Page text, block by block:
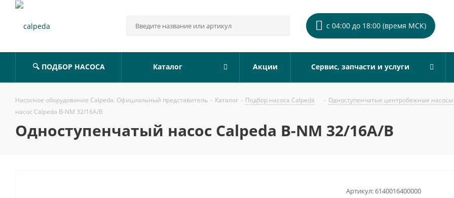
с 04:00 до 18:00 (время МСК)
🔍 ПОДБОР НАСОСА Каталог Акции Сервис, запчасти и услуги
Насосное оборудование Calpeda. Официальный представитель - Каталог - Подбор насоса Calpeda - Одноступенчатые центробежные
насос Calpeda B-NM 32/16A/B
Одноступенчатый насос Calpeda B-NM 32/16A/B
Артикул:6140016400000